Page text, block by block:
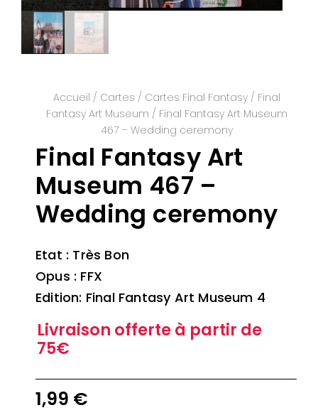
Accueil / Cartes / Cartes Final Fantasy / Final
Fantasy Art Museum / Final Fantasy Art Museum
467 – Wedding ceremony
Final Fantasy Art
Museum 467 –
Wedding ceremony
Etat : Très Bon
Opus : FFX
Edition: Final Fantasy Art Museum 4
Livraison offerte à partir de
75€
1,99 €